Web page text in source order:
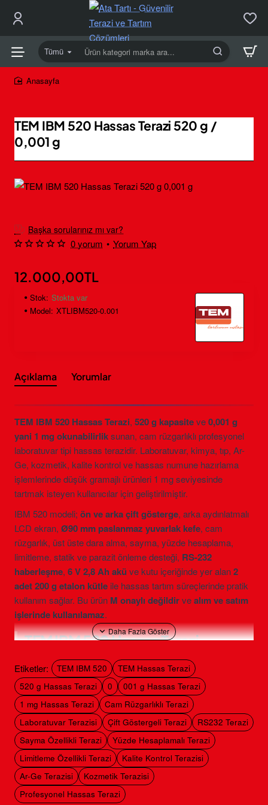
Tümü
Ürün
kategori
marka
TEM IBM 520 Hassas Terazi 520 g /
0,001 g
Başka sorularınız mı var?
0 yorum • Yorum Yap
12.000,00TL
Stok: Stokta var
Model: XTLIBM520-0.001
Açıklama Yorumlar
TEM IBM 520 Hassas Terazi, 520 g kapasiteve0,001 g
yani 1 mg okunabilirliksunan, cam rüzgarlıklı profesyonel
laboratuvar tipi hassas terazidir. Laboratuvar, kimya, tıp, Ar-
Ge, kozmetik, kalite kontrol ve hassas numune hazırlama
işlemlerinde düşük gramajlı ürünleri 1 mg seviyesinde
tartmak isteyen kullanıcılar için geliştirilmiştir.
IBM 520 modeli; ön ve arka çift gösterge, arka aydınlatmalı
LCD ekran, Ø90 mm paslanmaz yuvarlak kefe, cam
rüzgarlık, üst üste dara alma, sayma, yüzde hesaplama,
limitleme, statik ve parazit önleme desteği, RS-232
haberleşme, 6 V 2,8 Ah akü ve kutu içeriğinde yer alan2
adet 200 g etalon kütle ile hassas tartım süreçlerinde pratik
kullanım sağlar. Bu ürün M onaylı değildirvealım ve satım
işlerinde kullanılamaz.
TEM IBM 520 Hassas Terazi
Nerelerde Kullanılır?
TEM IBM 520, 520 g kapasiteye kadar 0,001 g hassasiyetle
tartım yapmak isteyen laboratuvarlar, kalite kontrol birimleri,
eğitim kurumları ve Ar-Ge uygulamaları için uygundur. Cam
rüzgarlıklı yapısı, küçük numunelerde daha stabil ölçüm
alınmasına yardımcı olur.
Laboratuvar numune tartımları
Kimya ve formülasyon uygulamaları
Tıp ve medikal hazırlık süreçleri
Etiketler: TEM IBM 520
TEM Hassas Terazi
520 g Hassas Terazi
0
001 g Hassas Terazi
1 mg Hassas Terazi
Cam Rüzgarlıklı Terazi
Laboratuvar Terazisi
Çift Göstergeli Terazi
RS232 Terazi
Sayma Özellikli Terazi
Yüzde Hesaplamalı Terazi
Limitleme Özellikli Terazi
Kalite Kontrol Terazisi
Ar-Ge Terazisi
Kozmetik Terazisi
Profesyonel Hassas Terazi